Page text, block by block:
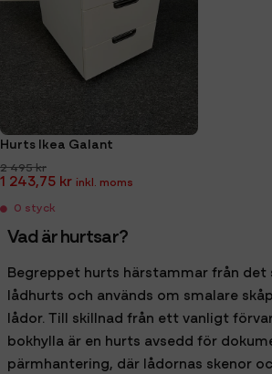
Hurts Ikea Galant
2 495 kr
1 243,75 kr
0 styck
Vad är hurtsar?
Begreppet hurts härstammar från det
lådhurts och används om smalare
lådor. Till skillnad från ett vanligt
bokhylla är en hurts avsedd för
pärmhantering, där lådornas skenor